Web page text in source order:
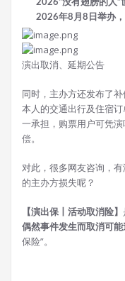
2026“没有翅膀的人”
2026年8月8日举办，
演出取消、延期公告
同时，主办方还发布了
本人的交通出行及住宿
一承担，购票用户可凭
偿。
对此，很多网友咨询，
的主办方损失呢？
【演出保丨活动取消险】
偶然事件发生而取消可
保险”。